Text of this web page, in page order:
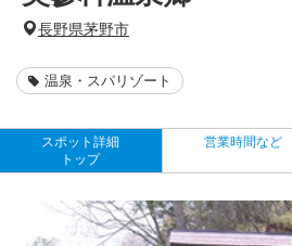
長野県茅野市
温泉・スパリゾート
スポット詳細
トップ
営業時間など